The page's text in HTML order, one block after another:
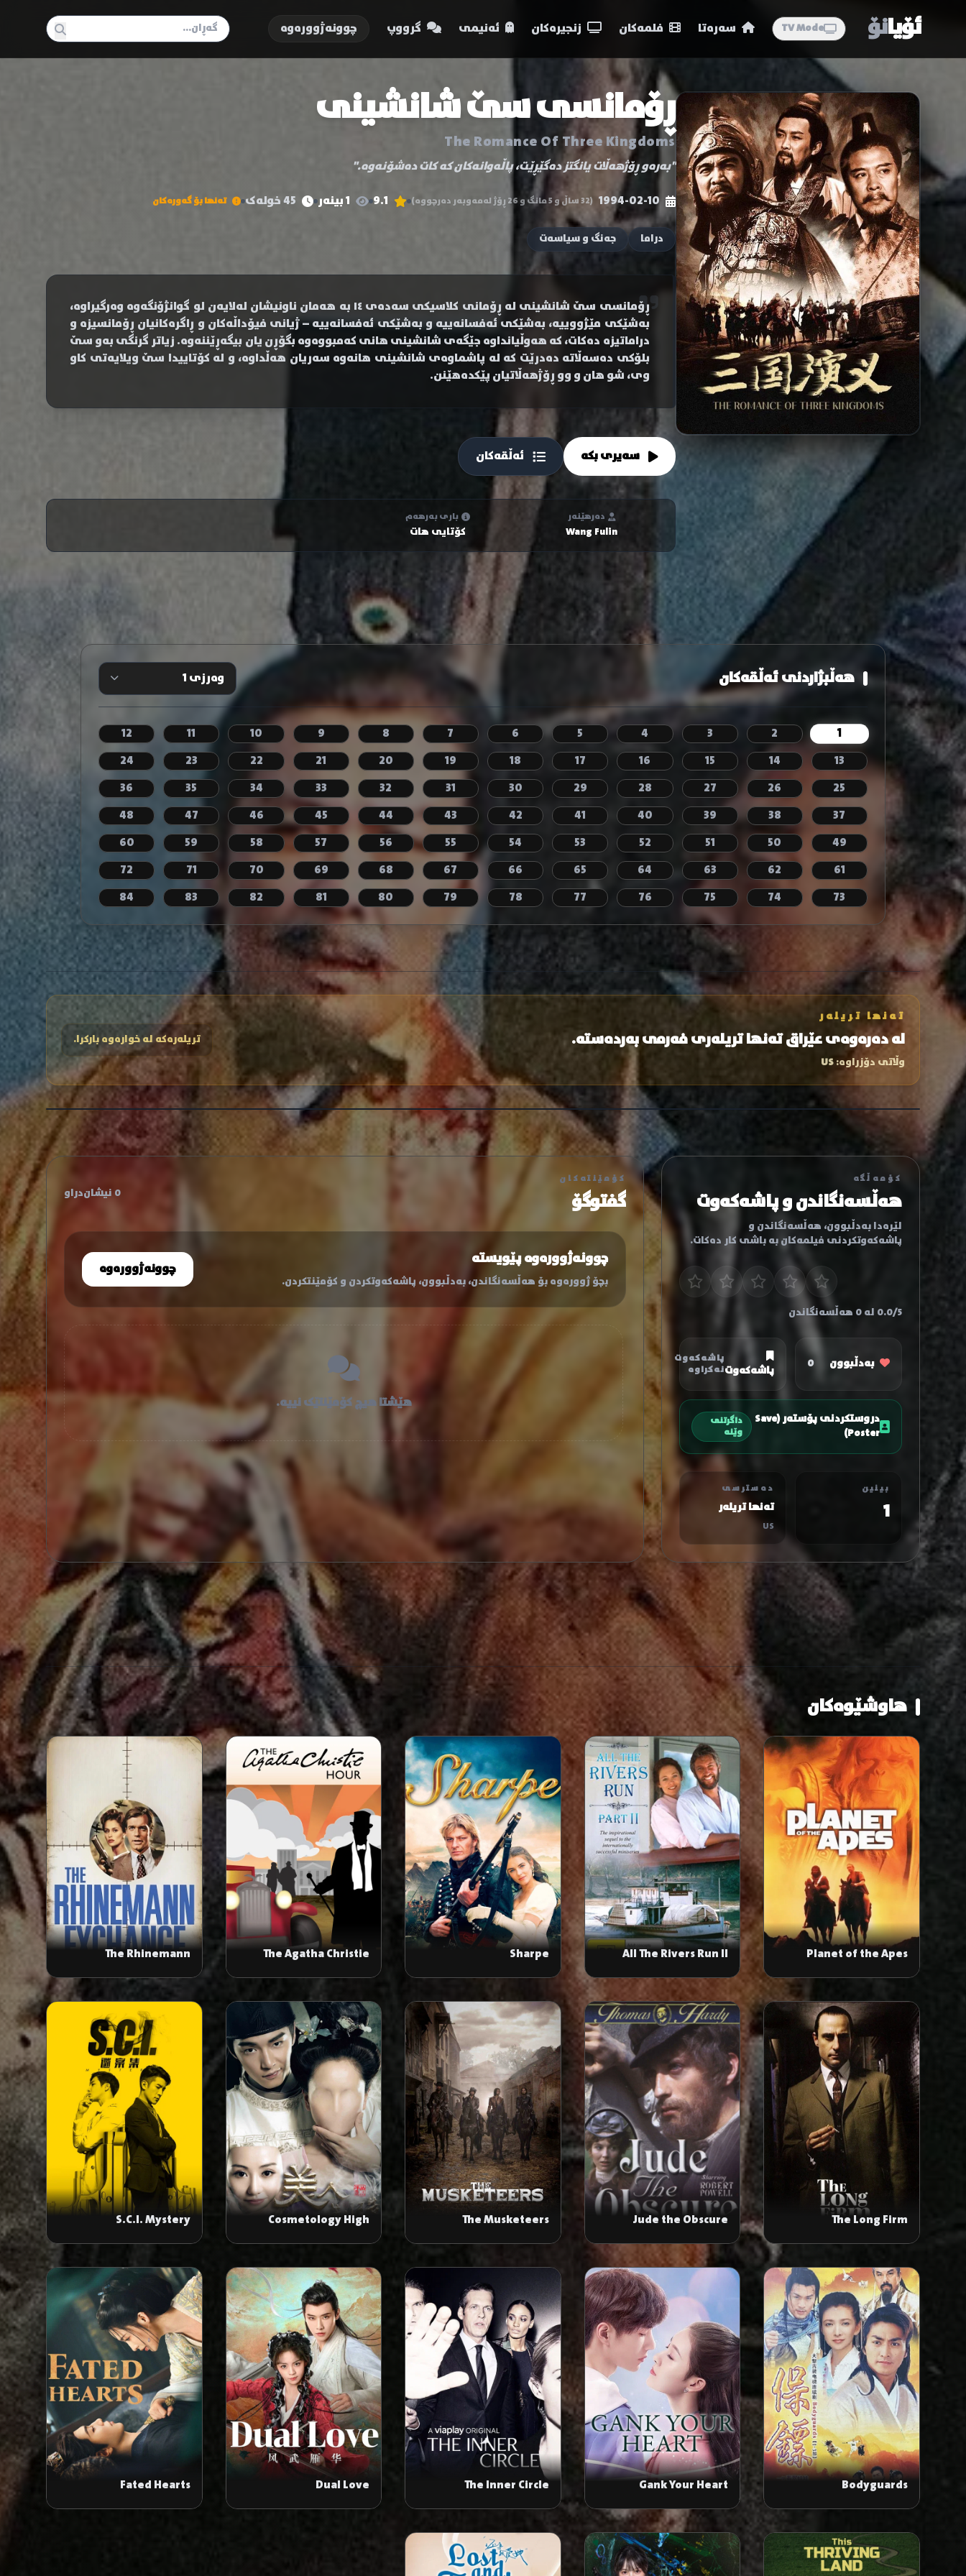
ئۆیانۆ TV Mode سەرەتا فلمەکان زنجیرەکان ئەنیمی گرووپ چوونەژوورەوە
ڕۆمانسی سێ شانشینی
The Romance Of Three Kingdoms
"بەرەو ڕۆژهەڵات یانگتز دەگێڕێت، پاڵەوانەکان کە کات دەشۆنەوە."
1994-02-10 (32 ساڵ و 5 مانگ و 26 ڕۆژ لەمەوبەر دەرچووە) 9.1 1 بینەر 45 خولەک تەنها بۆ گەورەکان
دراما جەنگ و سیاسەت
ڕۆمانسی سێ شانشینی لە ڕۆمانی کلاسیکی سەدەی ١٤ بە هەمان ناونیشان لەلایەن لو گوانژۆنگەوە وەرگیراوە،
بەشێکی مێژووییە، بەشێکی ئەفسانەییە و بەشێکی ئەفسانەییە – ژیانی فیۆداڵەکان و ڕاگرەکانیان ڕۆمانسیزە و
دراماتیزە دەکات، کە هەوڵیانداوە جێگەی شانشینی هانی کەمبووەوە بگۆڕن یان بیگەڕێننەوە. زیاتر گرنگی بەو سێ
بلۆکی دەسەڵاتە دەدرێت کە لە پاشماوەی شانشینی هانەوە سەریان هەڵداوە، و لە کۆتاییدا سێ ویلایەتی کاو
وی، شو هان و وو ڕۆژهەڵاتیان پێکدەهێنن.
سەیری بکە ئەڵقەکان
دەرهێنەر
Wang Fulin
باری بەرهەم
کۆتایی هات
هەڵبژاردنی ئەڵقەکان
1
2
3
4
5
6
7
8
9
10
11
12
13
14
15
16
17
18
19
20
21
22
23
24
25
26
27
28
29
30
31
32
33
34
35
36
37
38
39
40
41
42
43
44
45
46
47
48
49
50
51
52
53
54
55
56
57
58
59
60
61
62
63
64
65
66
67
68
69
70
71
72
73
74
75
76
77
78
79
80
81
82
83
84
تەنها تریلەر
لە دەرەوەی عێراق تەنها تریلەری فەرمی بەردەستە.
وڵاتی دۆزراوە:US
تریلەرەکە لە خوارەوە بارکرا.
کۆمەڵگە
هەڵسەنگاندن و پاشەکەوت
لێرەدا بەدڵبوون، هەڵسەنگاندن و
پاشەکەوتکردنی فیلمەکان بە باشی کار دەکات.
0.0/5 لە 0 هەڵسەنگاندن
بەدڵبوون 0 پاشەکەوت
پاشەکەوت
نەکراوە
دروستکردنی پۆستەر (Save
Poster)
داگرتنی
وێنە
بینین
1
دەسترسی
تەنها تریلەر
US
کۆمێنتەکان
گفتوگۆ 0 نیشان‌دراو
چوونەژوورەوە پێویستە
بچۆ ژوورەوە بۆ هەڵسەنگاندن، بەدڵبوون، پاشەکەوتکردن و کۆمێنتکردن.
چوونەژوورەوە
هێشتا هیچ کۆمێنتێک نییە.
هاوشێوەکان
Planet of the Apes
All The Rivers Run II
Sharpe
The Agatha Christie
The Rhinemann
The Long Firm
Jude the Obscure
The Musketeers
Cosmetology High
S.C.I. Mystery
Bodyguards
Gank Your Heart
The Inner Circle
Dual Love
Fated Hearts